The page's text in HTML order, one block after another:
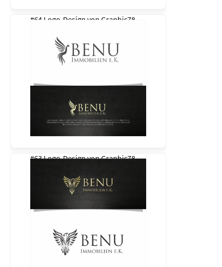
#64 Logo-Design von Graphic78
#63 Logo-Design vonGraphic78